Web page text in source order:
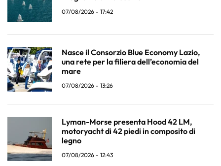
07/08/2026 - 17:42
Nasce il Consorzio Blue Economy Lazio,
una rete per la filiera dell’economia del
mare
07/08/2026 - 13:26
Lyman-Morse presenta Hood 42 LM,
motoryacht di 42 piedi in composito di
legno
07/08/2026 - 12:43